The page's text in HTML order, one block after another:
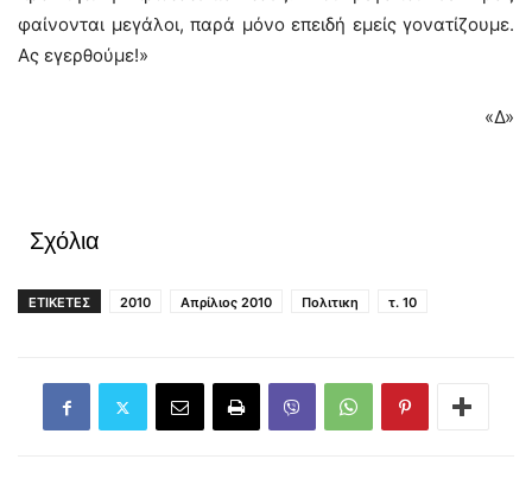
φαίνονται μεγάλοι, παρά μόνο επειδή εμείς γονατίζουμε.
Ας εγερθούμε!»
«Δ»
Σχόλια
ΕΤΙΚΕΤΕΣ 2010 Απρίλιος 2010 Πολιτικη τ. 10